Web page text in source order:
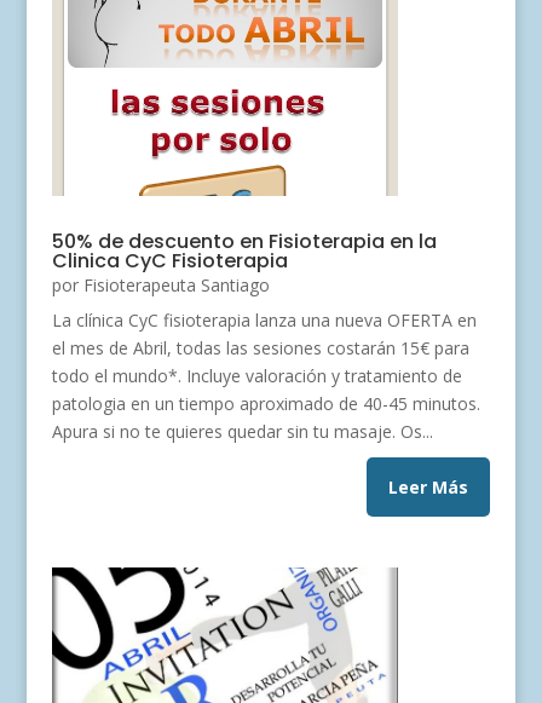
50% de descuento en Fisioterapia en la
Clinica CyC Fisioterapia
por Fisioterapeuta Santiago
La clínica CyC fisioterapia lanza una nueva OFERTA en
el mes de Abril, todas las sesiones costarán 15€ para
todo el mundo*. Incluye valoración y tratamiento de
patologia en un tiempo aproximado de 40-45 minutos.
Apura si no te quieres quedar sin tu masaje. Os...
Leer Más